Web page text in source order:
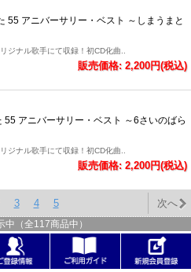
55 アニバーサリー・ベスト ～しまうまと
ジナル歌手にて収録！初CD化曲..
販売価格: 2,200円(税込)
55 アニバーサリー・ベスト ～6さいのばら
ジナル歌手にて収録！初CD化曲..
販売価格: 2,200円(税込)
3 4 5 次へ
中（全117商品中）